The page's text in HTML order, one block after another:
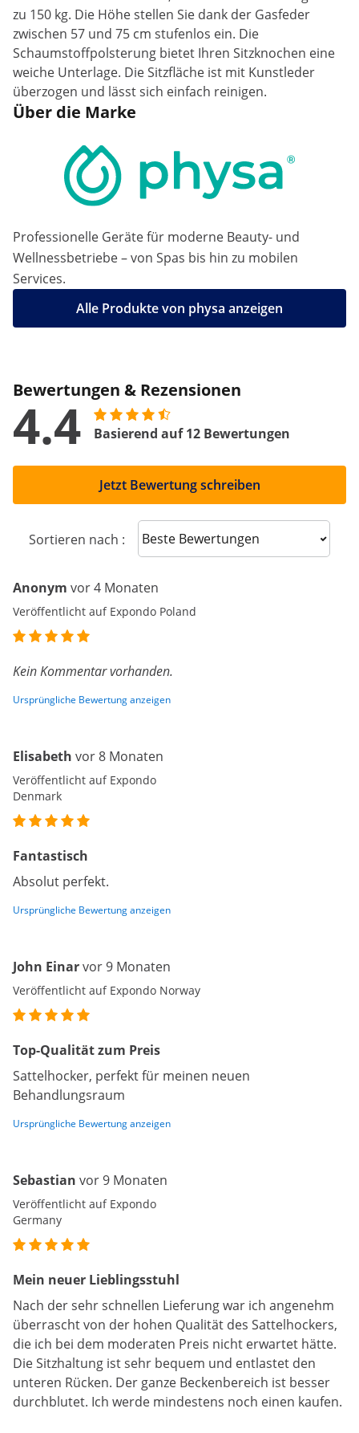
zu 150 kg. Die Höhe stellen Sie dank der Gasfeder
zwischen 57 und 75 cm stufenlos ein. Die
Schaumstoffpolsterung bietet Ihren Sitzknochen eine
weiche Unterlage. Die Sitzfläche ist mit Kunstleder
überzogen und lässt sich einfach reinigen.
Über die Marke
Professionelle Geräte für moderne Beauty- und
Wellnessbetriebe – von Spas bis hin zu mobilen
Services.
Alle Produkte von physa anzeigen
Bewertungen & Rezensionen
4.4 Basierend auf 12 Bewertungen
Jetzt Bewertung schreiben
Sortieren nach : Sort reviews
Anonym vor 4 Monaten
Veröffentlicht auf Expondo Poland
Kein Kommentar vorhanden.
Ursprüngliche Bewertung anzeigen
Elisabeth vor 8 Monaten
Veröffentlicht auf Expondo
Denmark
Fantastisch
Absolut perfekt.
Ursprüngliche Bewertung anzeigen
John Einarvor 9 Monaten
Veröffentlicht auf Expondo Norway
Top-Qualität zum Preis
Sattelhocker, perfekt für meinen neuen
Behandlungsraum
Ursprüngliche Bewertung anzeigen
Sebastian vor 9 Monaten
Veröffentlicht auf Expondo
Germany
Mein neuer Lieblingsstuhl
Nach der sehr schnellen Lieferung war ich angenehm
überrascht von der hohen Qualität des Sattelhockers,
die ich bei dem moderaten Preis nicht erwartet hätte.
Die Sitzhaltung ist sehr bequem und entlastet den
unteren Rücken. Der ganze Beckenbereich ist besser
durchblutet. Ich werde mindestens noch einen kaufen.